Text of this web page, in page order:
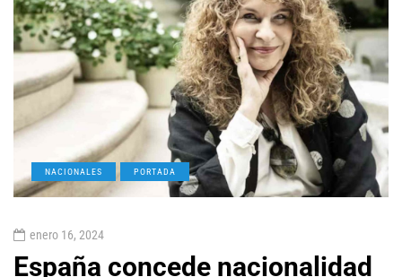
NACIONALES PORTADA
enero 16, 2024
España concede nacionalidad